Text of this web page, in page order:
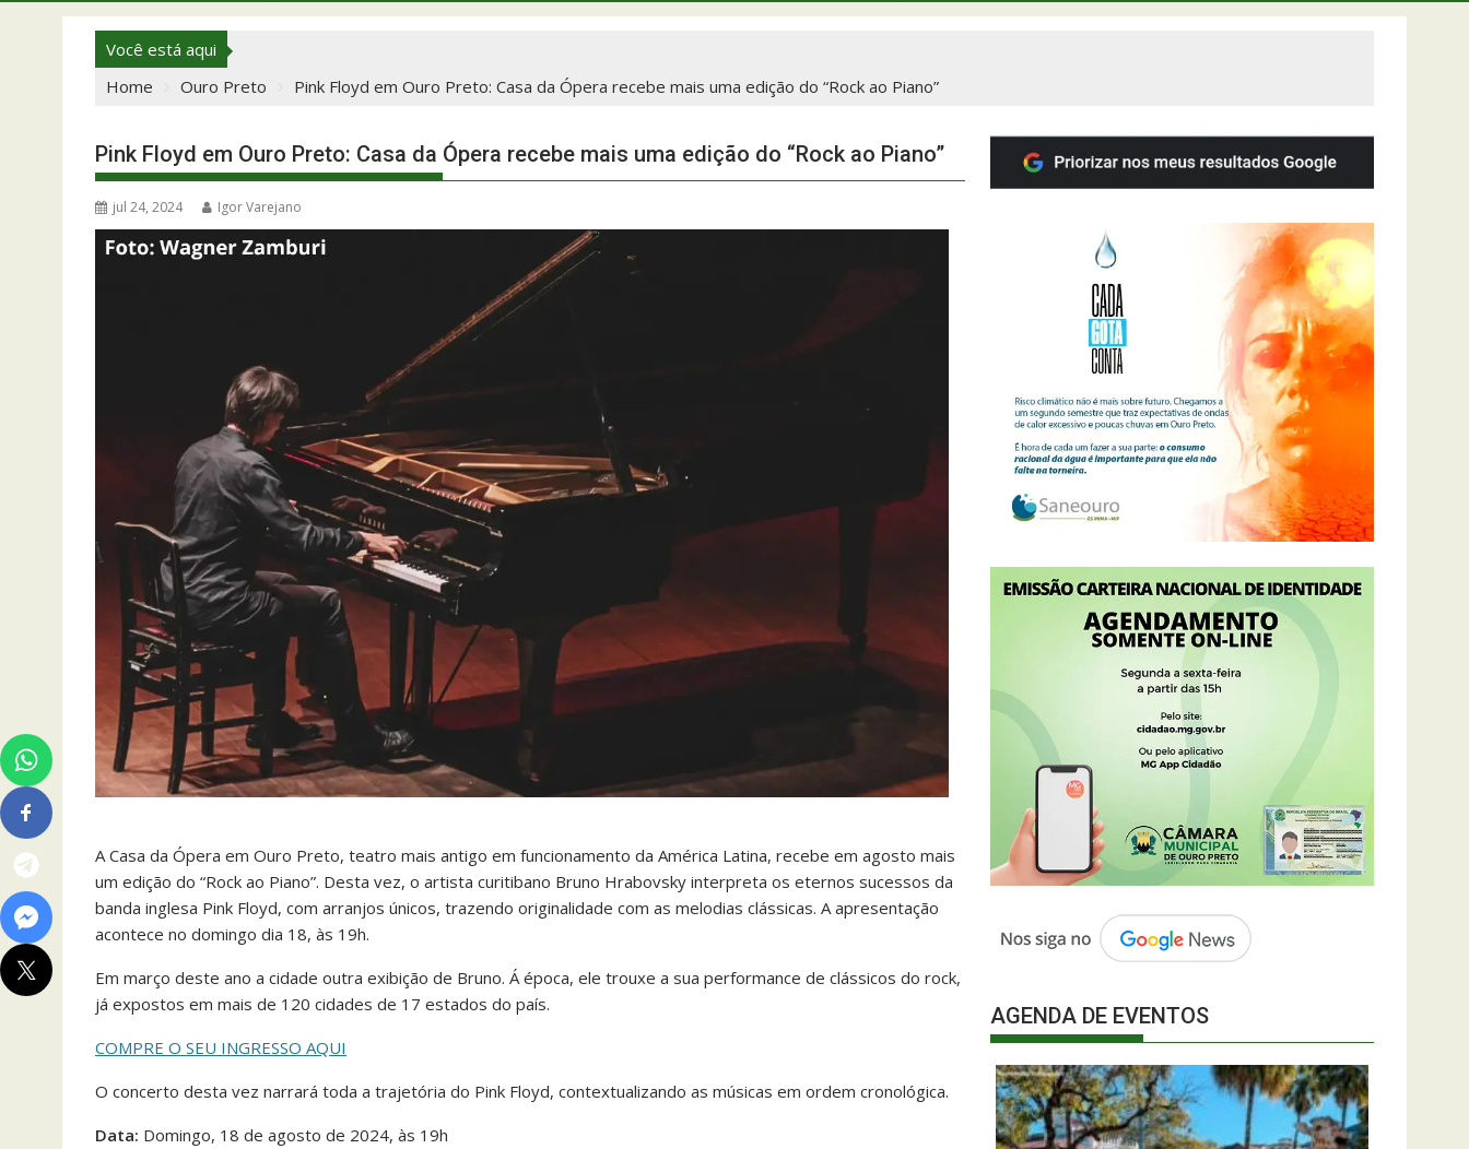
Você está aqui
Home
Ouro Preto Pink Floyd em Ouro Preto: Casa da Ópera recebe mais uma edição do “Rock ao Piano”
Pink Floyd em Ouro Preto: Casa da Ópera recebe mais uma edição do “Rock ao Piano”
jul 24, 2024 Igor Varejano
A Casa da Ópera em Ouro Preto, teatro mais antigo em funcionamento da América Latina, recebe em agosto mais
um edição do “Rock ao Piano”. Desta vez, o artista curitibano Bruno Hrabovsky interpreta os eternos sucessos da
banda inglesa Pink Floyd, com arranjos únicos, trazendo originalidade com as melodias clássicas. A apresentação
acontece no domingo dia 18, às 19h.
Em março deste ano a cidade outra exibição de Bruno. Á época, ele trouxe a sua performance de clássicos do rock,
já expostos em mais de 120 cidades de 17 estados do país.
COMPRE O SEU INGRESSO AQUI
O concerto desta vez narrará toda a trajetória do Pink Floyd, contextualizando as músicas em ordem cronológica.
Data: Domingo, 18 de agosto de 2024, às 19h
AGENDA DE EVENTOS